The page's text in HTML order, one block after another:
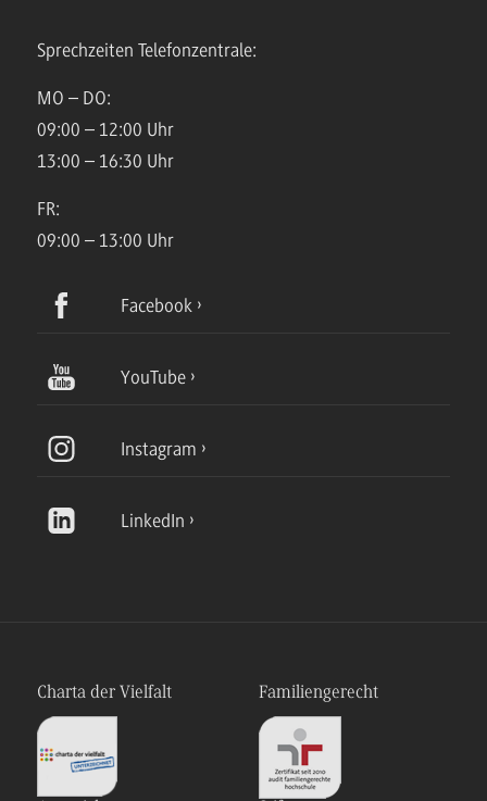
Sprechzeiten Telefonzentrale:
MO – DO:
09:00 – 12:00 Uhr
13:00 – 16:30 Uhr
FR:
09:00 – 13:00 Uhr
Facebook
YouTube
Instagram
LinkedIn
Charta der Vielfalt Familiengerecht